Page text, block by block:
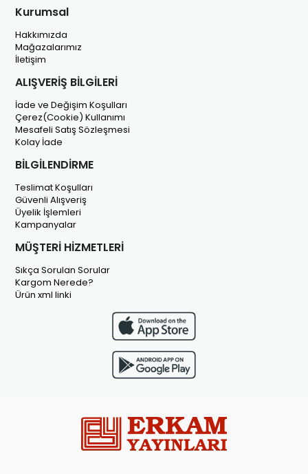
Kurumsal
Hakkımızda
Mağazalarımız
İletişim
ALIŞVERİŞ BİLGİLERİ
İade ve Değişim Koşulları
Çerez(Cookie) Kullanımı
Mesafeli Satış Sözleşmesi
Kolay İade
BİLGİLENDİRME
Teslimat Koşulları
Güvenli Alışveriş
Üyelik İşlemleri
Kampanyalar
MÜŞTERİ HİZMETLERİ
Sıkça Sorulan Sorular
Kargom Nerede?
Ürün xml linki